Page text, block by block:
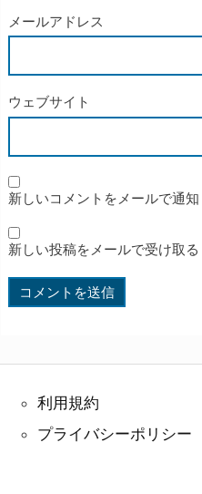
メールアドレス
ウェブサイト
新しいコメントをメールで通知
新しい投稿をメールで受け取る
利用規約
プライバシーポリシー